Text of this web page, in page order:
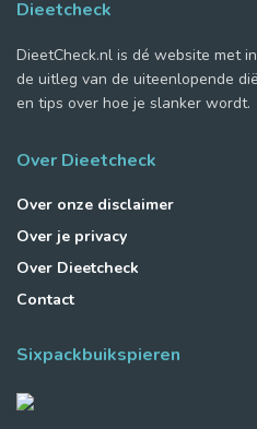
Dieetcheck
DieetCheck.nl is dé website met
de uitleg van de uiteenlopende
en tips over hoe je slanker wordt.
Over Dieetcheck
Over onze disclaimer
Over je privacy
Over Dieetcheck
Contact
Sixpackbuikspieren